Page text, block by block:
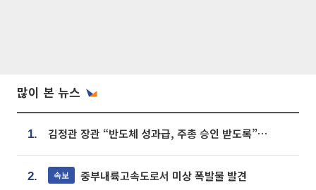
많이 본 뉴스
1. 김정관 장관 “반도체 성과급, 주총 승인 받도록”…상법·자본시장법 개정 시사
2. 속보 중부내륙고속도로서 미상 폭발물 발견